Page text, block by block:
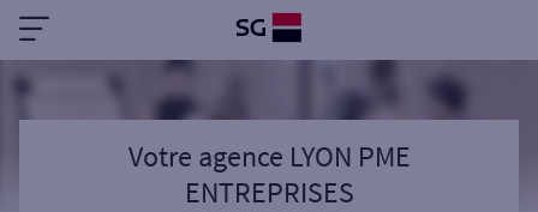
Votre agence LYON PME
ENTREPRISES